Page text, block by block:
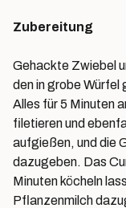
Zubereitung
Gehackte Zwiebel
den in grobe
Alles für 5 Minuten
filetieren und
aufgießen, und die
dazugeben. Das
Minuten köcheln
Pflanzenmilch